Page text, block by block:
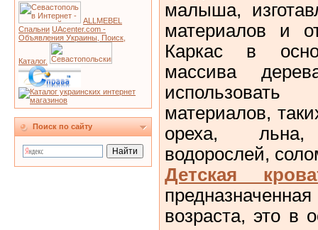
ALLMEBEL
Спальни UAcenter.com -
Объявления Украины, Поиск,
Каталог.
Поиск по сайту
малыша,
материалов и
Каркас в
массива
материалов,
ореха,
водорослей,
Детская
возраста, это в